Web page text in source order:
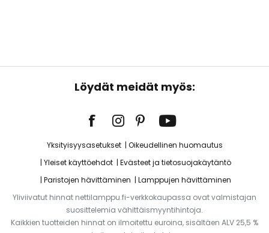
Löydät meidät myös:
Yksityisyysasetukset
Oikeudellinen huomautus
Yleiset käyttöehdot
Evästeet ja tietosuojakäytäntö
Paristojen hävittäminen
Lamppujen hävittäminen
Yliviivatut hinnat nettilamppu.fi-verkkokaupassa ovat valmistajan
suosittelemia vähittäismyyntihintoja.
Kaikkien tuotteiden hinnat on ilmoitettu euroina, sisältäen ALV 25,5 %